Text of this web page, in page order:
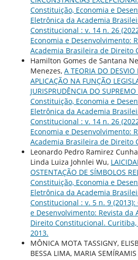
Constituição, Economia e
Eletrônica da Academia
Constitucional : v. 14 n. 26
Economia e Desenvolvimento:
Academia Brasileira de Direito
Hamilton Gomes de Santana
Menezes, A TEORIA DO DESVIO
APLICAÇÃO NA FUNÇÃO
JURISPRUDÊNCIA DO SUPREMO
Constituição, Economia e
Eletrônica da Academia
Constitucional : v. 14 n. 26
Economia e Desenvolvimento:
Academia Brasileira de Direito
Leonardo Pedro Ramirez
Linda Luiza Johnlei Wu,
OSTENTAÇÃO DE SÍMBOLOS
Constituição, Economia e
Eletrônica da Academia
Constitucional : v. 5 n. 9
e Desenvolvimento: Revista da
Direito Constitucional. Curitiba,
2013.
MÔNICA MOTA TASSIGNY,
BESSA LIMA, MARIA SEMÍRAMIS